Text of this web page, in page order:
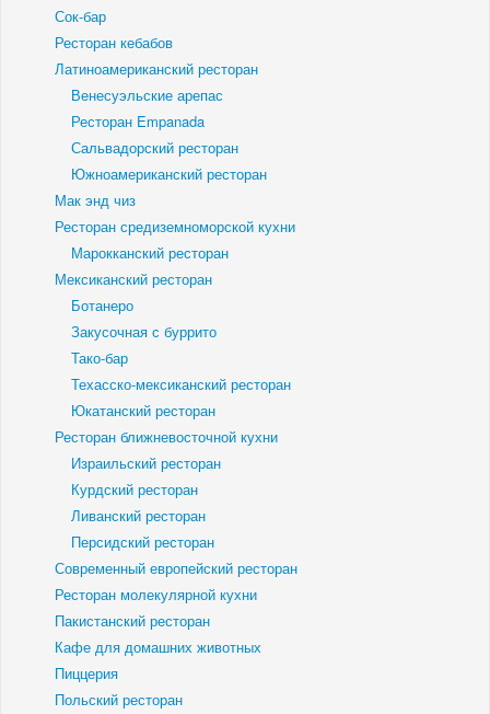
Сок-бар
Ресторан кебабов
Латиноамериканский ресторан
Венесуэльские арепас
Ресторан Empanada
Сальвадорский ресторан
Южноамериканский ресторан
Мак энд чиз
Ресторан средиземноморской кухни
Марокканский ресторан
Мексиканский ресторан
Ботанеро
Закусочная с буррито
Тако-бар
Техасско-мексиканский ресторан
Юкатанский ресторан
Ресторан ближневосточной кухни
Израильский ресторан
Курдский ресторан
Ливанский ресторан
Персидский ресторан
Современный европейский ресторан
Ресторан молекулярной кухни
Пакистанский ресторан
Кафе для домашних животных
Пиццерия
Польский ресторан